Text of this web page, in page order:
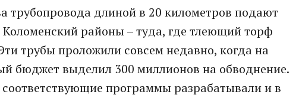
трубопровода длиной в 20 километров подают
Коломенский районы – туда, где тлеющий торф
трубы проложили совсем недавно, когда на
бюджет выделил 300 миллионов на обводнение.
программы разрабатывали и в